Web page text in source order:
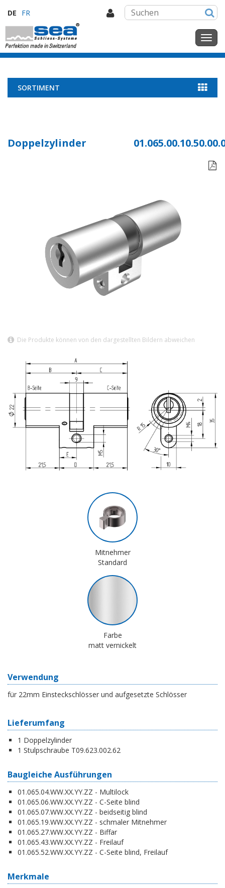
DE FR
SORTIMENT
Doppelzylinder

Die Produkte können von den dargestellten Bildern abweichen
Mitnehmer
Standard
Farbe
matt vernickelt
Verwendung
für 22mm Einsteckschlösser und aufgesetzte Schlösser
Lieferumfang
1 Doppelzylinder
1 Stulpschraube T09.623.002.62
Baugleiche Ausführungen
01.065.04.WW.XX.YY.ZZ - Multilock
01.065.06.WW.XX.YY.ZZ - C-Seite blind
01.065.07.WW.XX.YY.ZZ - beidseitig blind
01.065.19.WW.XX.YY.ZZ - schmaler Mitnehmer
01.065.27.WW.XX.YY.ZZ - Biffar
01.065.43.WW.XX.YY.ZZ - Freilauf
01.065.52.WW.XX.YY.ZZ - C-Seite blind, Freilauf
Merkmale